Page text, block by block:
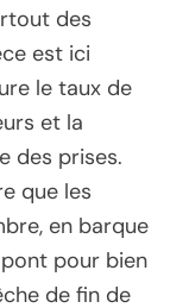
des
est ici
le taux de
et la
des prises.
que les
en barque
pour bien
de fin de